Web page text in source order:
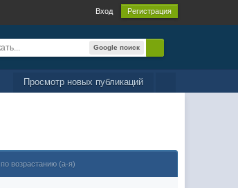
Вход Регистрация
Google поиск
Просмотр новых публикаций
по возрастанию (а-я)